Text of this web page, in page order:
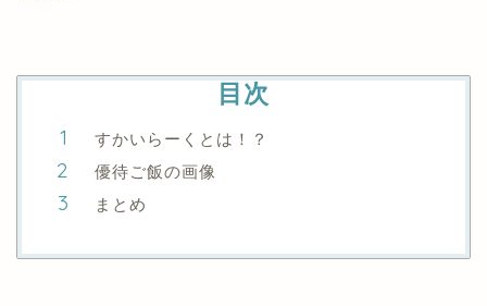
目次
すかいらーくとは！？
優待ご飯の画像
まとめ